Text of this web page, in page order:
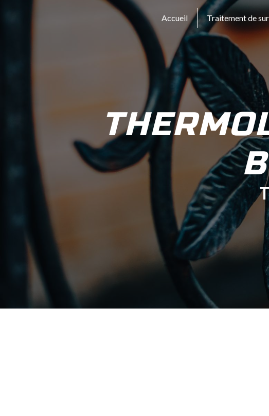
Accueil Traitement de
Panneau de gestion des cookies